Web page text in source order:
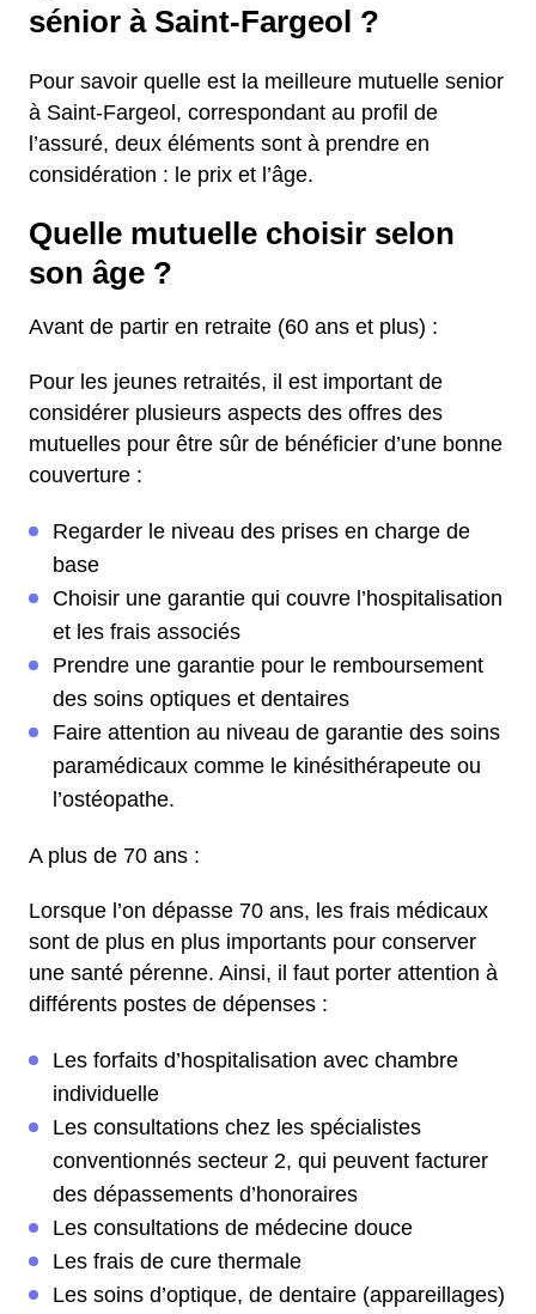
sénior à Saint-Fargeol ?
Pour savoir quelle est la meilleure mutuelle senior
à Saint-Fargeol, correspondant au profil de
l’assuré, deux éléments sont à prendre en
considération : le prix et l’âge.
Quelle mutuelle choisir selon
son âge ?
Avant de partir en retraite (60 ans et plus) :
Pour les jeunes retraités, il est important de
considérer plusieurs aspects des offres des
mutuelles pour être sûr de bénéficier d’une bonne
couverture :
Regarder le niveau des prises en charge de
base
Choisir une garantie qui couvre l’hospitalisation
et les frais associés
Prendre une garantie pour le remboursement
des soins optiques et dentaires
Faire attention au niveau de garantie des soins
paramédicaux comme le kinésithérapeute ou
l’ostéopathe.
A plus de 70 ans :
Lorsque l’on dépasse 70 ans, les frais médicaux
sont de plus en plus importants pour conserver
une santé pérenne. Ainsi, il faut porter attention à
différents postes de dépenses :
Les forfaits d’hospitalisation avec chambre
individuelle
Les consultations chez les spécialistes
conventionnés secteur 2, qui peuvent facturer
des dépassements d’honoraires
Les consultations de médecine douce
Les frais de cure thermale
Les soins d’optique, de dentaire (appareillages)